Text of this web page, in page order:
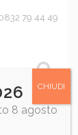
79 44 49
8 agosto
CHIUDI